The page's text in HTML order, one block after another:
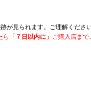
が見られます。ご理解くださ
ら 「７日以内に」 ご購入店まで